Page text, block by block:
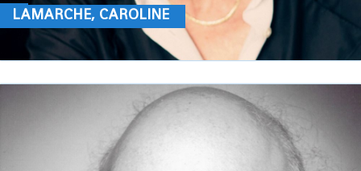
LAMARCHE, CAROLINE